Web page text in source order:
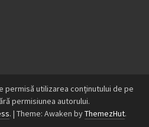
permisă utilizarea conținutului de pe
permisiunea autorului.
. | Theme: Awaken byThemezHut.